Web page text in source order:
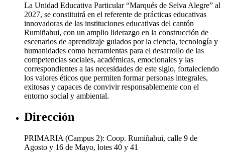
La Unidad Educativa Particular “Marqués de Selva Alegre” al
2027, se constituirá en el referente de prácticas educativas
innovadoras de las instituciones educativas del cantón
Rumiñahui, con un amplio liderazgo en la construcción de
escenarios de aprendizaje guiados por la ciencia, tecnología y
humanidades como herramientas para el desarrollo de las
competencias sociales, académicas, emocionales y las
correspondientes a las necesidades de este siglo, fortaleciendo
los valores éticos que permiten formar personas integrales,
exitosas y capaces de convivir responsablemente con el
entorno social y ambiental.
Dirección
PRIMARIA (Campus 2): Coop. Rumiñahui, calle 9 de
Agosto y 16 de Mayo, lotes 40 y 41